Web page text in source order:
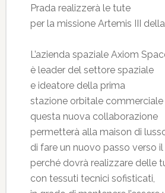
Prada realizzerà le tute
per la missione Artemis III
L’azienda spaziale Axiom
è leader del settore spaziale
e ideatore della prima
stazione orbitale
questa nuova collaborazione
permetterà alla maison di
di fare un nuovo passo verso
perché dovrà realizzare delle
con tessuti tecnici sofisticati,